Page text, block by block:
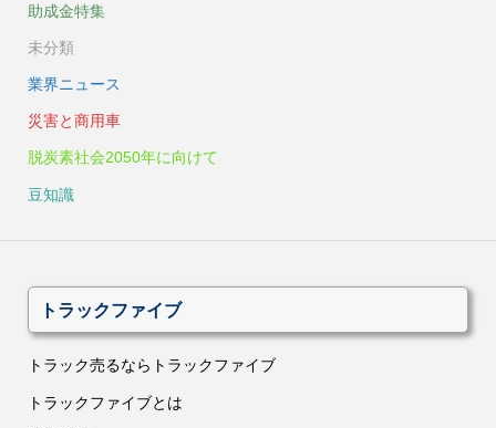
助成金特集
未分類
業界ニュース
災害と商用車
脱炭素社会2050年に向けて
豆知識
トラックファイブ
トラック売るならトラックファイブ
トラックファイブとは